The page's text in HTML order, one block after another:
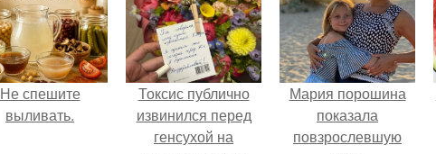
Не спешите
выливать.
Токсис публично
извинился перед
генсухой на
Мария порошина
показала
повзрослевшую